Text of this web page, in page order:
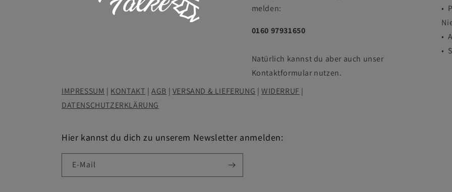
melden:
0160 97931650
Natürlich kannst du aber auch unser
Kontaktformular nutzen.
•
•
•
IMPRESSUM | KONTAKT |AGB | VERSAND & LIEFERUNG |WIDERRUF |
DATENSCHUTZERKLÄRUNG
Hier kannst du dich zu unserem Newsletter anmelden:
E-Mail